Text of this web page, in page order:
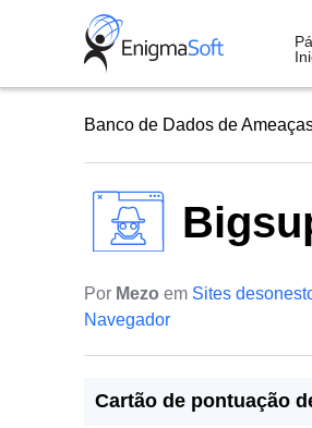
Banco de Dados de
Por Mezo em Sites
Navegador
Cartão de pontuação